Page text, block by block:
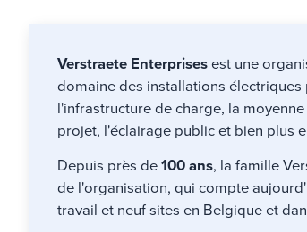
Verstraete Enterprisesest une
domaine des installations
l'infrastructure de charge, la
projet, l'éclairage public et bien plus
Depuis près de100 ans, la famille
de l'organisation, qui compte
travail et neuf sites en Belgique et